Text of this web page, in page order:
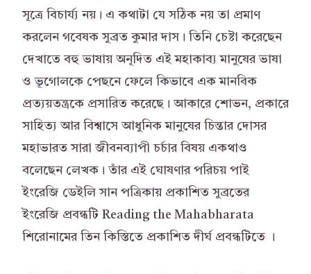
সূত্রে বিচার্য্য নয়। এ কথাটা যে সঠিক নয় তা প্রমাণ
করলেন গবেষক সুব্রত কুমার দাস। তিনি চেষ্টা করেছেন
দেখাতে বহু ভাষায় অনূদিত এই মহাকাব্য মানুষের ভাষা
ও ভূগোলকে পেছনে ফেলে কিভাবে এক মানবিক
প্রত্যয়তন্ত্রকে প্রসারিত করেছে। আকারে শোভন, প্রকারে
সাহিত্য আর বিশ্বাসে আধুনিক মানুষের চিন্তার দোসর
মহাভারত সারা জীবনব্যাপী চর্চার বিষয় একথাও
বলেছেন লেখক। তাঁর এই ঘোষণার পরিচয় পাই
ইংরেজি ডেইলি সান পত্রিকায় প্রকাশিত সুব্রতের
ইংরেজি প্রবন্ধটি Reading the Mahabharata
শিরোনামের তিন কিস্তিতে প্রকাশিত দীর্ঘ প্রবন্ধটিতে ।